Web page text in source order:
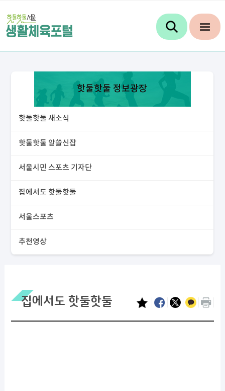
핫둘핫둘 정보광장
핫둘핫둘 새소식
핫둘핫둘 알쓸신잡
서울시민 스포츠 기자단
집에서도 핫둘핫둘
서울스포츠
추천영상
집에서도 핫둘핫둘